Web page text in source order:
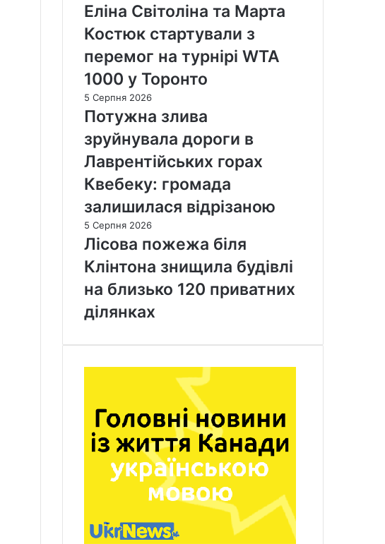
Еліна Світоліна та Марта
Костюк стартували з
перемог на турнірі WTA
1000 у Торонто
5 Серпня 2026
Потужна злива
зруйнувала дороги в
Лаврентійських горах
Квебеку: громада
залишилася відрізаною
5 Серпня 2026
Лісова пожежа біля
Клінтона знищила будівлі
на близько 120 приватних
ділянках